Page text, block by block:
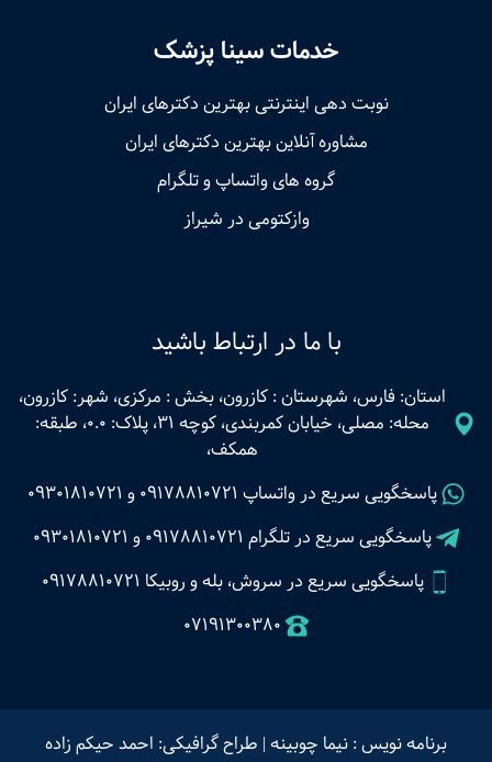
خدمات سینا پزشک
نوبت‌ دهی اینترنتی بهترین دکترهای ایران
مشاوره آنلاین بهترین دکترهای ایران
گروه های واتساپ و تلگرام
وازکتومی در شیراز
با ما در ارتباط باشید
استان: فارس، شهرستان : کازرون، بخش : مرکزی، شهر: کازرون،
محله: مصلی، خیابان کمربندی، کوچه 31، پلاک: 0.0، طبقه:
همکف،
پاسخگویی سریع در واتساپ 09178810721 و 09301810721
پاسخگویی سریع در تلگرام 09178810721 و 09301810721
پاسخگویی سریع در سروش، بله و روبیکا 09178810721
07191300380
برنامه نویس : نیما چوبینه | طراح گرافیکی: احمد حیکم زاده